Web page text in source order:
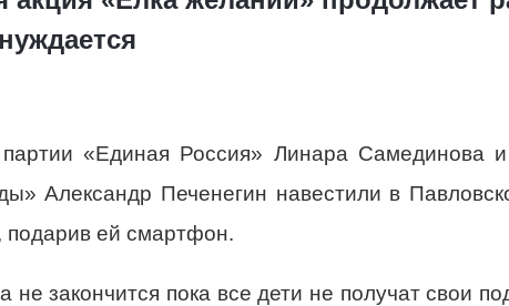
«Единая Россия» Линара Самединова и
Александр Печенегин навестили в
ей смартфон.
закончится пока все дети не получат свои